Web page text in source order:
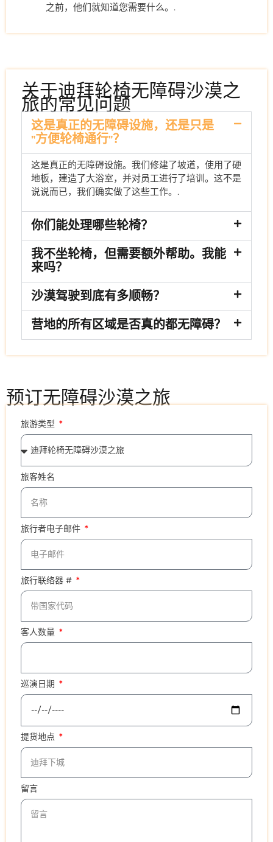
之前，他们就知道您需要什么。.
关于迪拜轮椅无障碍沙漠之
旅的常见问题
这是真正的无障碍设施，还是只是
"方便轮椅通行"？
这是真正的无障碍设施。我们修建了坡道，使用了硬
地板，建造了大浴室，并对员工进行了培训。这不是
说说而已，我们确实做了这些工作。.
你们能处理哪些轮椅？
我不坐轮椅，但需要额外帮助。我能
来吗？
沙漠驾驶到底有多顺畅？
营地的所有区域是否真的都无障碍？
预订无障碍沙漠之旅
旅游类型
旅客姓名
旅行者电子邮件
旅行联络器 #
客人数量
巡演日期
提货地点
留言